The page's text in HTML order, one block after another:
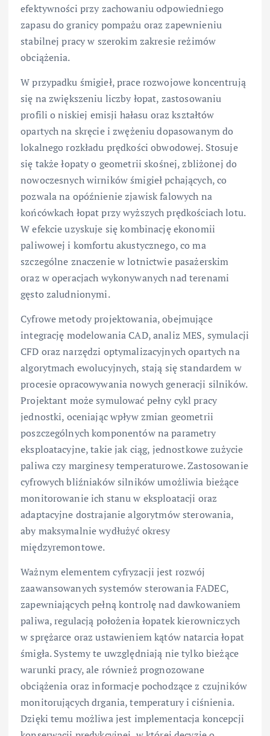
efektywności przy zachowaniu odpowiedniego
zapasu do granicy pompażu oraz zapewnieniu
stabilnej pracy w szerokim zakresie reżimów
obciążenia.
W przypadku śmigieł, prace rozwojowe koncentrują
się na zwiększeniu liczby łopat, zastosowaniu
profili o niskiej emisji hałasu oraz kształtów
opartych na skręcie i zwężeniu dopasowanym do
lokalnego rozkładu prędkości obwodowej. Stosuje
się także łopaty o geometrii skośnej, zbliżonej do
nowoczesnych wirników śmigieł pchających, co
pozwala na opóźnienie zjawisk falowych na
końcówkach łopat przy wyższych prędkościach lotu.
W efekcie uzyskuje się kombinację ekonomii
paliwowej i komfortu akustycznego, co ma
szczególne znaczenie w lotnictwie pasażerskim
oraz w operacjach wykonywanych nad terenami
gęsto zaludnionymi.
Cyfrowe metody projektowania, obejmujące
integrację modelowania CAD, analiz MES, symulacji
CFD oraz narzędzi optymalizacyjnych opartych na
algorytmach ewolucyjnych, stają się standardem w
procesie opracowywania nowych generacji silników.
Projektant może symulować pełny cykl pracy
jednostki, oceniając wpływ zmian geometrii
poszczególnych komponentów na parametry
eksploatacyjne, takie jak ciąg, jednostkowe zużycie
paliwa czy marginesy temperaturowe. Zastosowanie
cyfrowych bliźniaków silników umożliwia bieżące
monitorowanie ich stanu w eksploatacji oraz
adaptacyjne dostrajanie algorytmów sterowania,
aby maksymalnie wydłużyć okresy
międzyremontowe.
Ważnym elementem cyfryzacji jest rozwój
zaawansowanych systemów sterowania FADEC,
zapewniających pełną kontrolę nad dawkowaniem
paliwa, regulacją położenia łopatek kierowniczych
w sprężarce oraz ustawieniem kątów natarcia łopat
śmigła. Systemy te uwzględniają nie tylko bieżące
warunki pracy, ale również prognozowane
obciążenia oraz informacje pochodzące z czujników
monitorujących drgania, temperatury i ciśnienia.
Dzięki temu możliwa jest implementacja koncepcji